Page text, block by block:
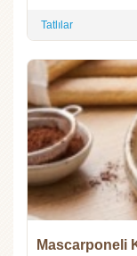
Tatlılar
Mascarponeli